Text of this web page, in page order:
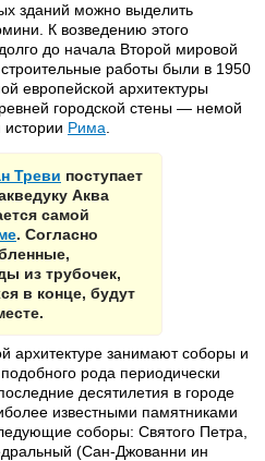
зданий можно выделить
К возведению этого
до начала Второй мировой
работы были в 1950
европейской архитектуры
городской стены — немой
истории Рима
Треви поступает
Аква
самой
. Согласно
из трубочек,
в конце, будут
архитектуре занимают соборы и
рода периодически
десятилетия в городе
известными памятниками
соборы: Святого Петра,
(Сан-Джованни ин